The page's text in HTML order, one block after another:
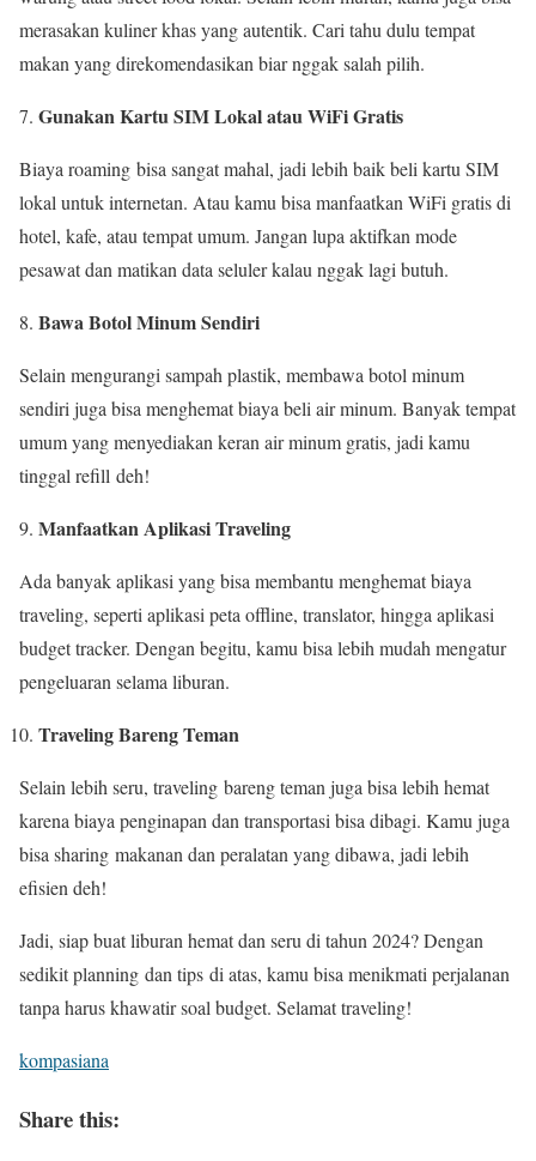
merasakan kuliner khas yang autentik. Cari tahu dulu tempat
makan yang direkomendasikan biar nggak salah pilih.
Gunakan Kartu SIM Lokal atau WiFi Gratis
Biaya roaming bisa sangat mahal, jadi lebih baik beli kartu SIM
lokal untuk internetan. Atau kamu bisa manfaatkan WiFi gratis di
hotel, kafe, atau tempat umum. Jangan lupa aktifkan mode
pesawat dan matikan data seluler kalau nggak lagi butuh.
Bawa Botol Minum Sendiri
Selain mengurangi sampah plastik, membawa botol minum
sendiri juga bisa menghemat biaya beli air minum. Banyak tempat
umum yang menyediakan keran air minum gratis, jadi kamu
tinggal refill deh!
Manfaatkan Aplikasi Traveling
Ada banyak aplikasi yang bisa membantu menghemat biaya
traveling, seperti aplikasi peta offline, translator, hingga aplikasi
budget tracker. Dengan begitu, kamu bisa lebih mudah mengatur
pengeluaran selama liburan.
Traveling Bareng Teman
Selain lebih seru, traveling bareng teman juga bisa lebih hemat
karena biaya penginapan dan transportasi bisa dibagi. Kamu juga
bisa sharing makanan dan peralatan yang dibawa, jadi lebih
efisien deh!
Jadi, siap buat liburan hemat dan seru di tahun 2024? Dengan
sedikit planning dan tips di atas, kamu bisa menikmati perjalanan
tanpa harus khawatir soal budget. Selamat traveling!
kompasiana
Share this: